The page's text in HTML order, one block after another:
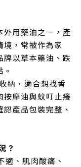
用藥油之一，產
，常被作為家
牌以草本藥油、跌
納，適合想找香
摩油與蚊叮止癢
產品包裝完整、
？
適、肌肉酸痛、